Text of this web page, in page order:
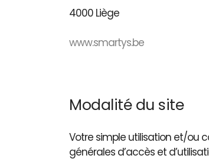
4000 Liège
www.smartys.be
Modalité du site
Votre simple utilisation et/ou
générales d’accès et